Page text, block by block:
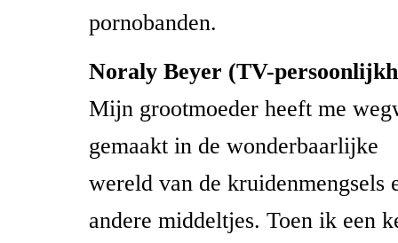
pornobanden.
Noraly Beyer (TV-
Mijn grootmoeder heeft me
gemaakt in de wonderbaarlijke
wereld van de kruidenmengsels
andere middeltjes. Toen ik een